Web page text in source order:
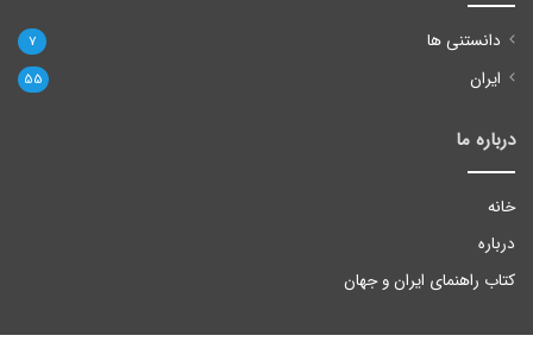
دانستنی ها 7
ایران 55
درباره ما
خانه
درباره
کتاب راهنمای ایران و جهان